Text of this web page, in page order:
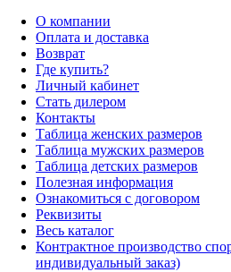
О компании
Оплата и доставка
Возврат
Где купить?
Личный кабинет
Стать дилером
Контакты
Таблица женских размеров
Таблица мужских размеров
Таблица детских размеров
Полезная информация
Ознакомиться с договором
Реквизиты
Весь каталог
Контрактное производство
индивидуальный заказ)